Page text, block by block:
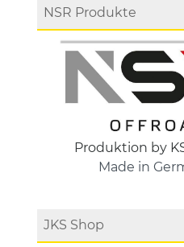
NSR Produkte
Produktion by
Made in
JKS Shop